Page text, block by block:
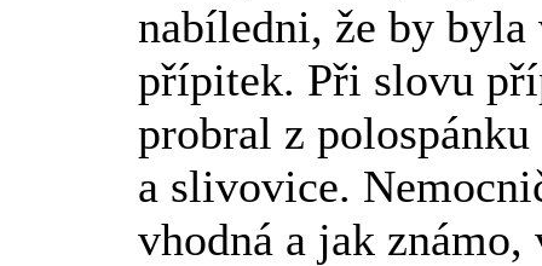
nabíledni, že by byla
přípitek. Při slovu
probral z
a slivovice.
vhodná a jak známo,